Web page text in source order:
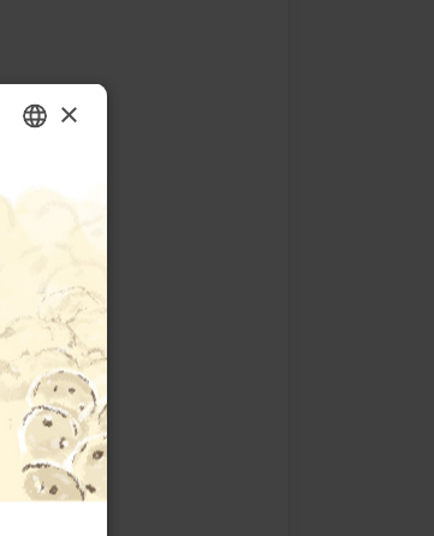
FRENCH
ITALIAN
×